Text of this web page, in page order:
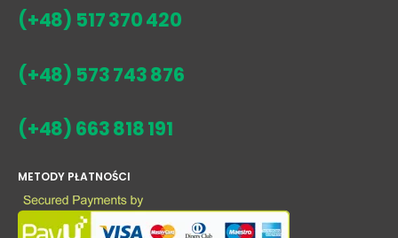
(+48) 517 370 420
(+48) 573 743 876
(+48) 663 818 191
METODY PŁATNOŚCI